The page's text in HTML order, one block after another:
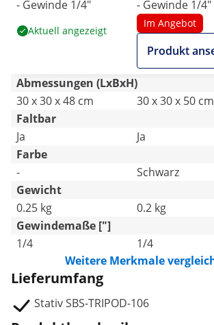
- Gewinde 1/4"
Aktuell angezeigt
- Gewinde 1/4"
Im Angebot
Produkt
Abmessungen (LxBxH)
30 x 30 x 48 cm
30 x 30 x 50 cm
Faltbar
Ja
Ja
Farbe
-
Schwarz
Gewicht
0.25 kg
0.2 kg
Gewindemaße ["]
1/4
1/4
Weitere Merkmale
Lieferumfang
Stativ SBS-TRIPOD-106